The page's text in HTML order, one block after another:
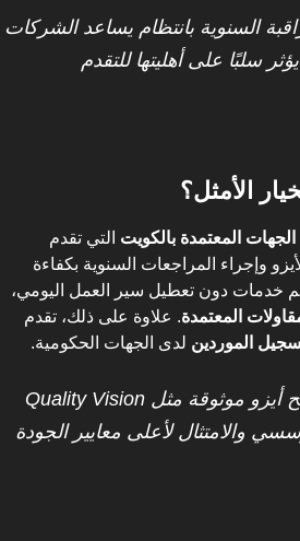
السنوية بانتظام يساعد الشركات
سلبًا على أهليتها للتقدم
الجهات المعتمدة بالكويت التي تقدم
وإجراء المراجعات السنوية بكفاءة
خدمات دون تعطيل سير العمل اليومي،
المعتمدة. علاوة على ذلك، تقدم
الموردين لدى الجهات الحكومية.
: “إن اختيار جهة منح أيزو موثوقة مثل Quality Vision
والامتثال لأعلى معايير الجودة